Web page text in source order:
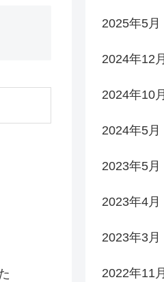
2025年5月
2024年12月
2024年10月
2024年5月
2023年5月
2023年4月
2023年3月
2022年11月